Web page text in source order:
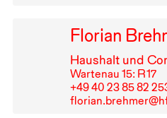
Florian
Haushalt und
Wartenau 15: R⁠ ⁠17
+49⁠ ⁠40⁠ ⁠23⁠ ⁠85⁠ ⁠82⁠